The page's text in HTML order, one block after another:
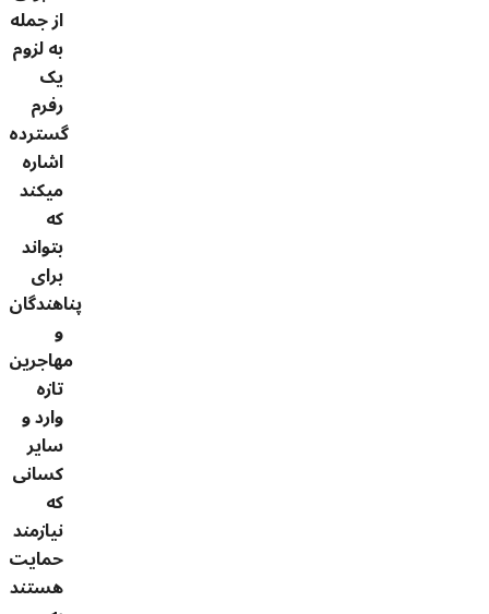
از جمله
به لزوم
یک
رفرم
گسترده
اشاره
می­کند
که
بتواند
برای
پناهندگان
و
مهاجرین
تازه
وارد و
سایر
کسانی
که
نیازمند
حمایت
هستند